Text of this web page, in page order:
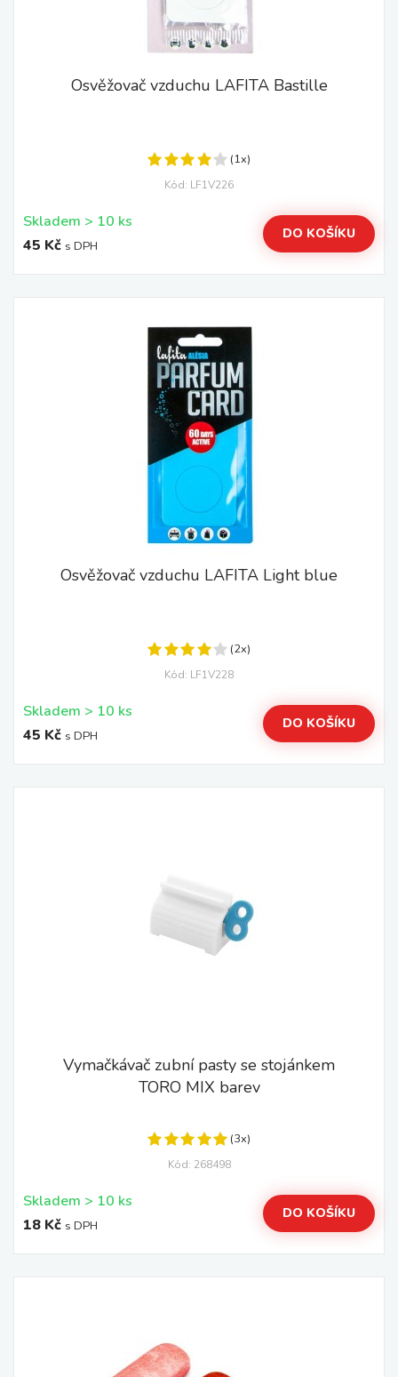
Osvěžovač vzduchu LAFITA Bastille
(1x)
Kód: LF1V226
Skladem > 10 ks
45 Kč s DPH
DO KOŠÍKU
Osvěžovač vzduchu LAFITA Light blue
(2x)
Kód: LF1V228
Skladem > 10 ks
45 Kč s DPH
DO KOŠÍKU
Vymačkávač zubní pasty se stojánkem
TORO MIX barev
(3x)
Kód: 268498
Skladem > 10 ks
18 Kč s DPH
DO KOŠÍKU